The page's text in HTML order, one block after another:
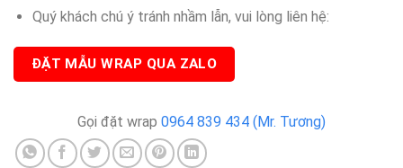
Quý khách chú ý tránh nhầm lẫn, vui lòng liên hệ:
ĐẶT MẪU WRAP QUA ZALO
Gọi đặt wrap 0964 839 434 (Mr. Tương)